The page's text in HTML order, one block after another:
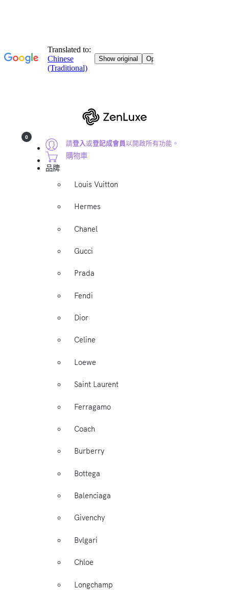
請登入或登記成會員以開啟所有功能。
0
購物車
品牌
Louis Vuitton
Hermes
Chanel
Gucci
Prada
Fendi
Dior
Celine
Loewe
Saint Laurent
Ferragamo
Coach
Burberry
Bottega
Balenciaga
Givenchy
Bvlgari
Chloe
Longchamp